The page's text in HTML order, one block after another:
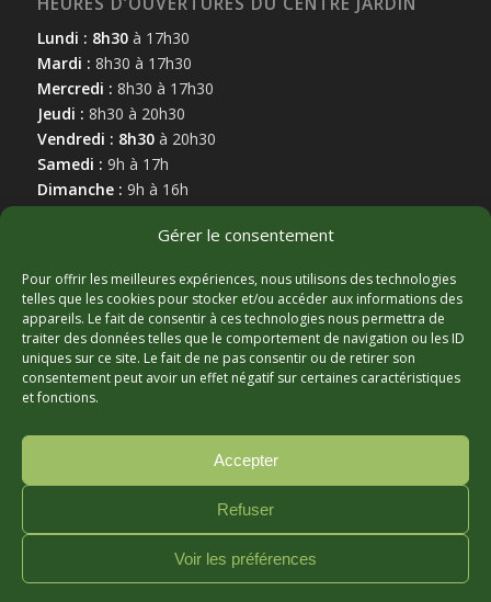
Gérer le consentement
Pour offrir les meilleures expériences, nous utilisons des technologies
telles que les cookies pour stocker et/ou accéder aux informations des
appareils. Le fait de consentir à ces technologies nous permettra de
traiter des données telles que le comportement de navigation ou les ID
uniques sur ce site. Le fait de ne pas consentir ou de retirer son
consentement peut avoir un effet négatif sur certaines caractéristiques
et fonctions.
Accepter
Refuser
Voir les préférences
Lundi : 8h30à 17h30
Mardi : 8h30 à 17h30
Mercredi : 8h30 à 17h30
Jeudi : 8h30 à 20h30
Vendredi : 8h30à 20h30
Samedi : 9h à 17h
Dimanche : 9h à 16h
MARCHAND AFFILIÉ
© Copyright - Hortibeauce, 2025 - Conception :Zonart